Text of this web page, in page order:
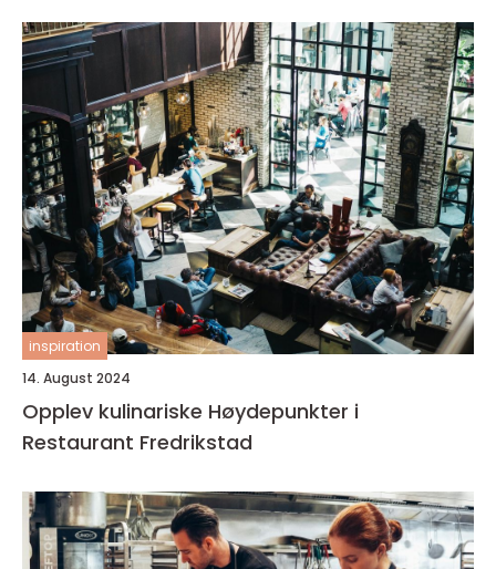
inspiration
14. August 2024
Opplev kulinariske Høydepunkter i
Restaurant Fredrikstad